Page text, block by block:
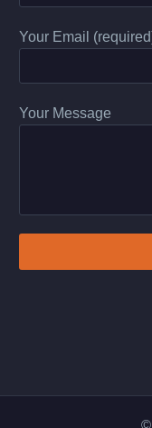
Your Email
Your Message